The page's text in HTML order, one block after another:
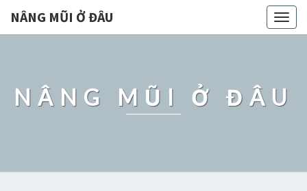
NÂNG MŨI Ở ĐÂU
NÂNG MŨI Ở ĐÂU